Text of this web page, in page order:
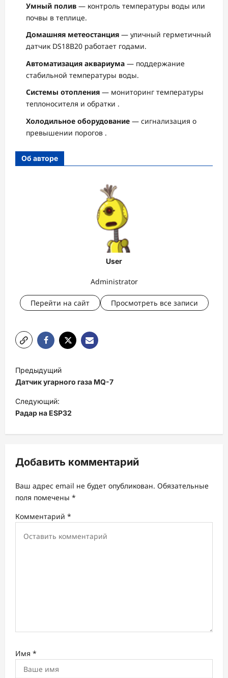
Умный полив — контроль температуры воды или
почвы в теплице.
Домашняя метеостанция — уличный герметичный
датчик DS18B20 работает годами.
Автоматизация аквариума — поддержание
стабильной температуры воды.
Системы отопления — мониторинг температуры
теплоносителя и обратки .
Холодильное оборудование — сигнализация о
превышении порогов .
Об авторе
User
Administrator
Перейти на сайт Просмотреть все записи
Н
а
в
и
ц
я
а
Предыдущий
Датчик угарного газа MQ-7
Следующий:
Радар на ESP32
Добавить комментарий
Ваш адрес email не будет опубликован. Обязательные
поля помечены *
Комментарий *
Имя *